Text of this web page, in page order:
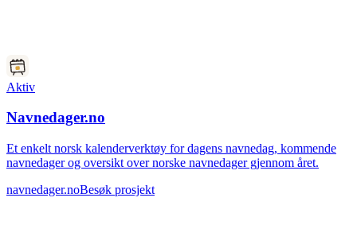
Aktiv
Navnedager.no
Et enkelt norsk kalenderverktøy for dagens navnedag, kommende
navnedager og oversikt over norske navnedager gjennom året.
navnedager.noBesøk prosjekt